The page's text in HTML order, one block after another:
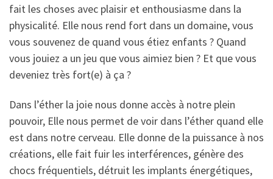
fait les choses avec plaisir et enthousiasme dans la
physicalité. Elle nous rend fort dans un domaine, vous
vous souvenez de quand vous étiez enfants ? Quand
vous jouiez a un jeu que vous aimiez bien ? Et que vous
deveniez très fort(e) à ça ?
Dans l’éther la joie nous donne accès à notre plein
pouvoir, Elle nous permet de voir dans l’éther quand elle
est dans notre cerveau. Elle donne de la puissance à nos
créations, elle fait fuir les interférences, génère des
chocs fréquentiels, détruit les implants énergétiques,